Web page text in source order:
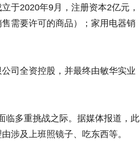
于2020年9月，注册资本2亿元，
需要许可的商品）；家用电器销
司全资控股，并最终由敏华实业
临多重挑战之际。据媒体报道，此
涉及上班照镜子、吃东西等。